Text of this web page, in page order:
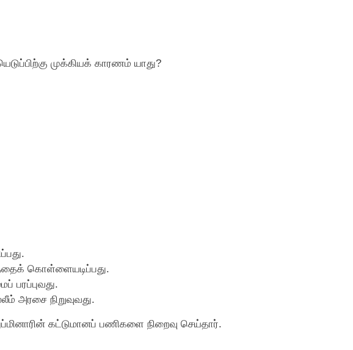
முக்கியக் காரணம் யாது?
கொள்ளையடிப்பது.
பரப்புவது.
அரசை நிறுவுவது.
கட்டுமானப் பணிகளை நிறைவு செய்தார்.